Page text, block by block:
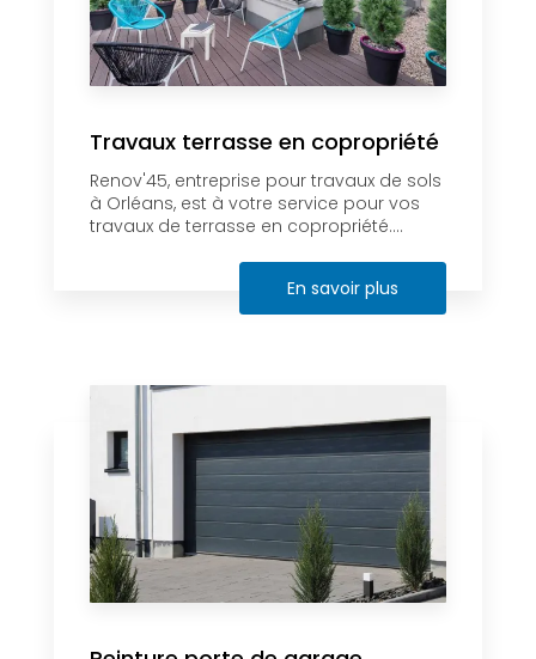
Travaux terrasse en copropriété
Renov'45, entreprise pour travaux de sols
à Orléans, est à votre service pour vos
travaux de terrasse en copropriété....
En savoir plus